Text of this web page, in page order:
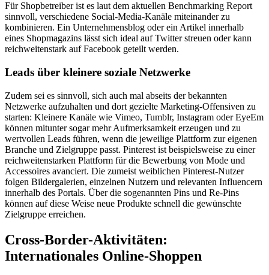
Für Shopbetreiber ist es laut dem aktuellen Benchmarking Report
sinnvoll, verschiedene Social-Media-Kanäle miteinander zu
kombinieren. Ein Unternehmensblog oder ein Artikel innerhalb
eines Shopmagazins lässt sich ideal auf Twitter streuen oder kann
reichweitenstark auf Facebook geteilt werden.
Leads über kleinere soziale Netzwerke
Zudem sei es sinnvoll, sich auch mal abseits der bekannten
Netzwerke aufzuhalten und dort gezielte Marketing-Offensiven zu
starten: Kleinere Kanäle wie Vimeo, Tumblr, Instagram oder EyeEm
können mitunter sogar mehr Aufmerksamkeit erzeugen und zu
wertvollen Leads führen, wenn die jeweilige Plattform zur eigenen
Branche und Zielgruppe passt. Pinterest ist beispielsweise zu einer
reichweitenstarken Plattform für die Bewerbung von Mode und
Accessoires avanciert. Die zumeist weiblichen Pinterest-Nutzer
folgen Bildergalerien, einzelnen Nutzern und relevanten Influencern
innerhalb des Portals. Über die sogenannten Pins und Re-Pins
können auf diese Weise neue Produkte schnell die gewünschte
Zielgruppe erreichen.
Cross-Border-Aktivitäten:
Internationales Online-Shoppen